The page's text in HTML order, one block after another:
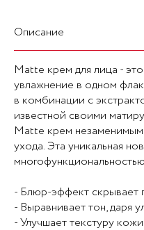
Описание
Matte крем для лица -
увлажнение в одном
в комбинации с
известной своими
Matte крем
ухода. Эта уникальная
- Блюр-эффект скрывает
- Выравнивает тон, даря
- Улучшает текстуру